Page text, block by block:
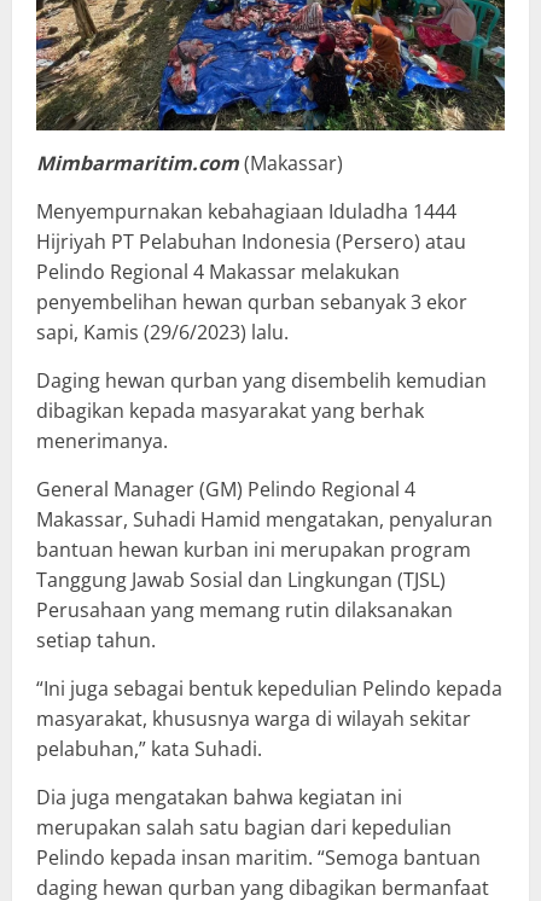
Mimbarmaritim.com(Makassar)
Menyempurnakan kebahagiaan Iduladha 1444
Hijriyah PT Pelabuhan Indonesia (Persero) atau
Pelindo Regional 4 Makassar melakukan
penyembelihan hewan qurban sebanyak 3 ekor
sapi, Kamis (29/6/2023) lalu.
Daging hewan qurban yang disembelih kemudian
dibagikan kepada masyarakat yang berhak
menerimanya.
General Manager (GM) Pelindo Regional 4
Makassar, Suhadi Hamid mengatakan, penyaluran
bantuan hewan kurban ini merupakan program
Tanggung Jawab Sosial dan Lingkungan (TJSL)
Perusahaan yang memang rutin dilaksanakan
setiap tahun.
“Ini juga sebagai bentuk kepedulian Pelindo kepada
masyarakat, khususnya warga di wilayah sekitar
pelabuhan,” kata Suhadi.
Dia juga mengatakan bahwa kegiatan ini
merupakan salah satu bagian dari kepedulian
Pelindo kepada insan maritim. “Semoga bantuan
daging hewan qurban yang dibagikan bermanfaat